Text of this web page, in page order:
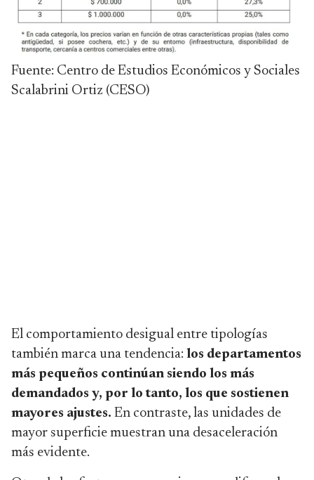
Fuente: Centro de Estudios Económicos y Sociales
Scalabrini Ortiz (CESO)
El comportamiento desigual entre tipologías
también marca una tendencia: los departamentos
más pequeños continúan siendo los más
demandados y, por lo tanto, los que sostienen
mayores ajustes. En contraste, las unidades de
mayor superficie muestran una desaceleración
más evidente.